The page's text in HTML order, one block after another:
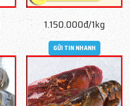
1.150.000đ/1kg
GỬI TIN NHANH